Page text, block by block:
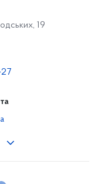
19